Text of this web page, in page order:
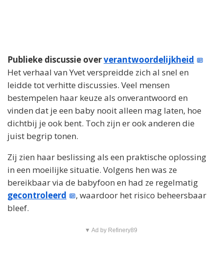
Publieke discussie oververantwoordelijkheid
Het verhaal van Yvet verspreidde zich al snel en
leidde tot verhitte discussies. Veel mensen
bestempelen haar keuze als onverantwoord en
vinden dat je een baby nooit alleen mag laten, hoe
dichtbij je ook bent. Toch zijn er ook anderen die
juist begrip tonen.
Zij zien haar beslissing als een praktische oplossing
in een moeilijke situatie. Volgens hen was ze
bereikbaar via de babyfoon en had ze regelmatig
gecontroleerd
, waardoor het risico beheersbaar
bleef.
▼ Ad by Refinery89